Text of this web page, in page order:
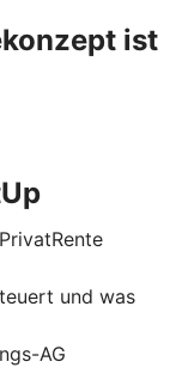
ist
und was
AG